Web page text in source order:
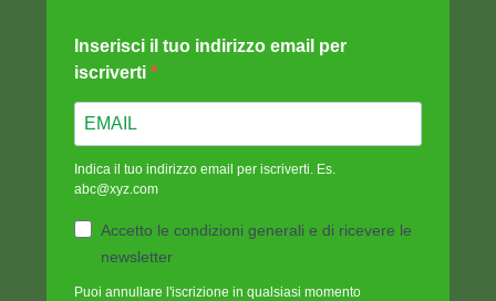
Inserisci il tuo indirizzo email per
iscriverti
Indica il tuo indirizzo email per iscriverti. Es.
abc@xyz.com
Accetto le condizioni generali e di ricevere le
newsletter
Puoi annullare l'iscrizione in qualsiasi momento